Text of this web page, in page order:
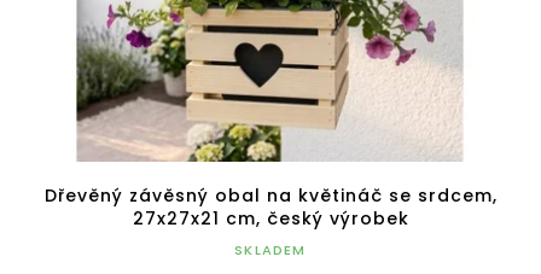
Dřevěný závěsný obal na květináč se srdcem,
27x27x21 cm, český výrobek
SKLADEM